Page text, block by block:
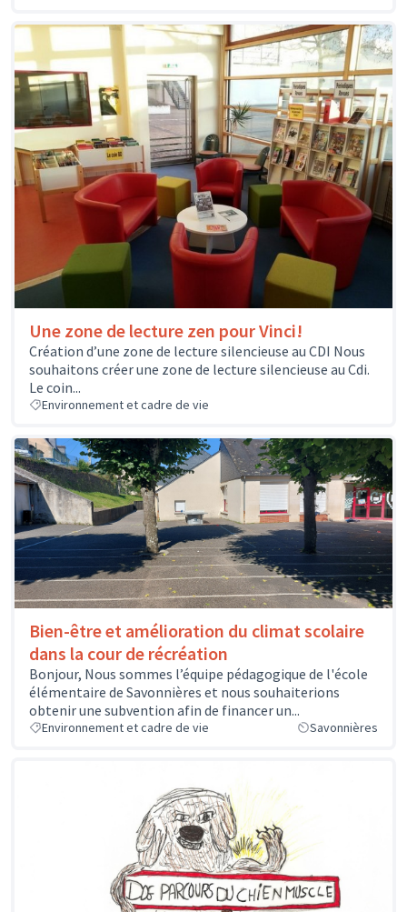
Une zone de lecture zen pour Vinci!
Création d’une zone de lecture silencieuse au CDI Nous
souhaitons créer une zone de lecture silencieuse au Cdi.
Le coin...
Environnement et cadre de vie
Bien-être et amélioration du climat scolaire
dans la cour de récréation
Bonjour, Nous sommes l’équipe pédagogique de l'école
élémentaire de Savonnières et nous souhaiterions
obtenir une subvention afin de financer un...
Environnement et cadre de vie Savonnières